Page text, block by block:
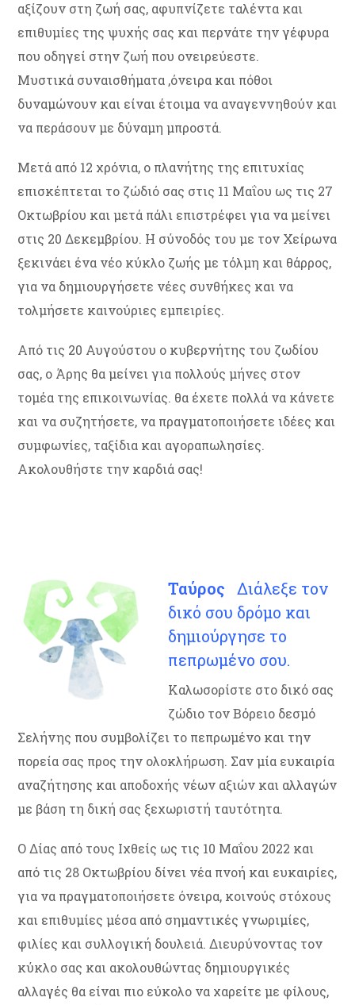
αξίζουν στη ζωή σας, αφυπνίζετε ταλέντα και
επιθυμίες της ψυχής σας και περνάτε την γέφυρα
που οδηγεί στην ζωή που ονειρεύεστε.
Μυστικά συναισθήματα ,όνειρα και πόθοι
δυναμώνουν και είναι έτοιμα να αναγεννηθούν και
να περάσουν με δύναμη μπροστά.
Μετά από 12 χρόνια, ο πλανήτης της επιτυχίας
επισκέπτεται το ζώδιό σας στις 11 Μαΐου ως τις 27
Οκτωβρίου και μετά πάλι επιστρέφει για να μείνει
στις 20 Δεκεμβρίου. Η σύνοδός του με τον Χείρωνα
ξεκινάει ένα νέο κύκλο ζωής με τόλμη και θάρρος,
για να δημιουργήσετε νέες συνθήκες και να
τολμήσετε καινούριες εμπειρίες.
Από τις 20 Αυγούστου ο κυβερνήτης του ζωδίου
σας, ο Άρης θα μείνει για πολλούς μήνες στον
τομέα της επικοινωνίας. θα έχετε πολλά να κάνετε
και να συζητήσετε, να πραγματοποιήσετε ιδέες και
συμφωνίες, ταξίδια και αγοραπωλησίες.
Ακολουθήστε την καρδιά σας!
Ταύρος Διάλεξε τον
δικό σου δρόμο και
δημιούργησε το
πεπρωμένο σου.
Καλωσορίστε στο δικό σας
ζώδιο τον Βόρειο δεσμό
Σελήνης που συμβολίζει το πεπρωμένο και την
πορεία σας προς την ολοκλήρωση. Σαν μία ευκαιρία
αναζήτησης και αποδοχής νέων αξιών και αλλαγών
με βάση τη δική σας ξεχωριστή ταυτότητα.
Ο Δίας από τους Ιχθείς ως τις 10 Μαΐου 2022 και
από τις 28 Οκτωβρίου δίνει νέα πνοή και ευκαιρίες,
για να πραγματοποιήσετε όνειρα, κοινούς στόχους
και επιθυμίες μέσα από σημαντικές γνωριμίες,
φιλίες και συλλογική δουλειά. Διευρύνοντας τον
κύκλο σας και ακολουθώντας δημιουργικές
αλλαγές θα είναι πιο εύκολο να χαρείτε με φίλους,